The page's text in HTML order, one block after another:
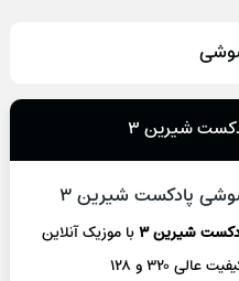
شیرین ۳
پادکست شیرین ۳
شیرین ۳ با موزیک آنلاین
۳۲۰ و ۱۲۸